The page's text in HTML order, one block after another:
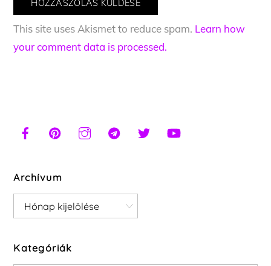
This site uses Akismet to reduce spam. Learn how
your comment data is processed.
Archívum
Archívum
Kategóriák